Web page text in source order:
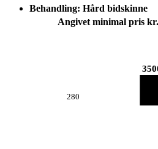
Behandling: Hård bidskinne
Angivet minimal pris
280